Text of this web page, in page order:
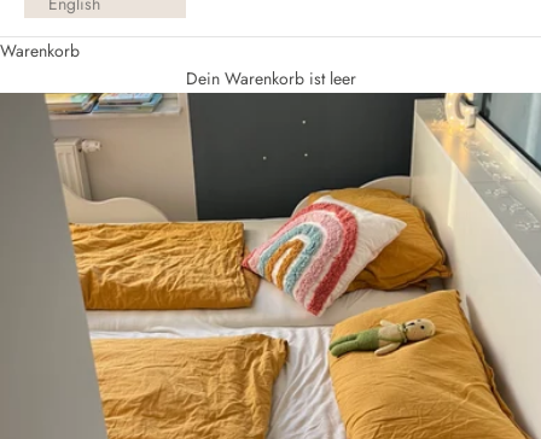
Warenkorb
Dein Warenkorb ist leer